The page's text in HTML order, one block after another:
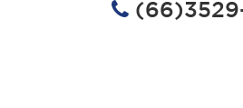
(66)3529-